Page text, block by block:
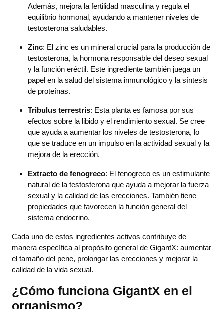
Además, mejora la fertilidad masculina y regula el
equilibrio hormonal, ayudando a mantener niveles de
testosterona saludables.
Zinc: El zinc es un mineral crucial para la producción de
testosterona, la hormona responsable del deseo sexual
y la función eréctil. Este ingrediente también juega un
papel en la salud del sistema inmunológico y la síntesis
de proteínas.
Tribulus terrestris: Esta planta es famosa por sus
efectos sobre la libido y el rendimiento sexual. Se cree
que ayuda a aumentar los niveles de testosterona, lo
que se traduce en un impulso en la actividad sexual y la
mejora de la erección.
Extracto de fenogreco: El fenogreco es un estimulante
natural de la testosterona que ayuda a mejorar la fuerza
sexual y la calidad de las erecciones. También tiene
propiedades que favorecen la función general del
sistema endocrino.
Cada uno de estos ingredientes activos contribuye de
manera específica al propósito general de GigantX: aumentar
el tamaño del pene, prolongar las erecciones y mejorar la
calidad de la vida sexual.
¿Cómo funciona GigantX en el
organismo?